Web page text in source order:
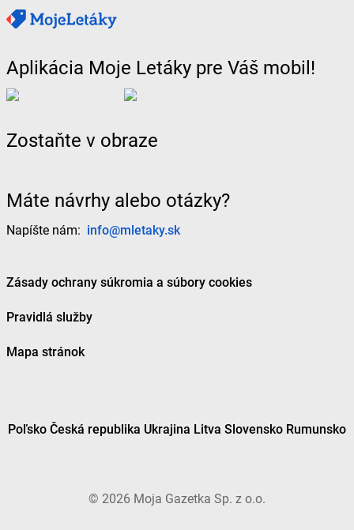
Aplikácia Moje Letáky pre Váš mobil!
Zostaňte v obraze
Máte návrhy alebo otázky?
Napíšte nám: info@mletaky.sk
Zásady ochrany súkromia a súbory cookies
Pravidlá služby
Mapa stránok
Poľsko Česká republika Ukrajina Litva Slovensko Rumunsko
© 2026 Moja Gazetka Sp. z o.o.